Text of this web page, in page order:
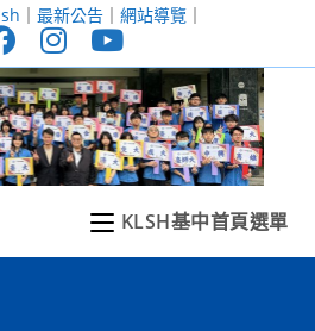
｜ 最新公告｜ 網站導覽｜
KLSH基中首頁選單